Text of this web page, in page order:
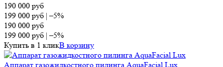
190 000 руб
199 000 руб |–5%
190 000 руб
199 000 руб |–5%
Купить в 1 кликВ корзину
Аппарат газожидкостного пилинга AquaFacial Lux